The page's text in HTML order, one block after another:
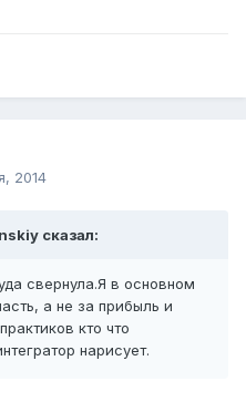
2014
сказал:
свернула.Я в основном
а не за прибыль и
кто что
нарисует.